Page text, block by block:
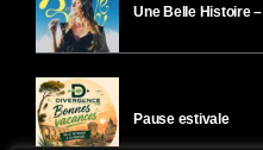
Une Belle Histoire
Pause estivale